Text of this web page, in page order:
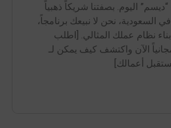
اليوم. بصفتنا شريكاً ذهبياً
معتمداً لـ Odoo في السعودية، نحن لا نبيعك برنامجاً،
نظام عملك المثالي. [اطلب
الآن واكتشف كيف يمكن لـ